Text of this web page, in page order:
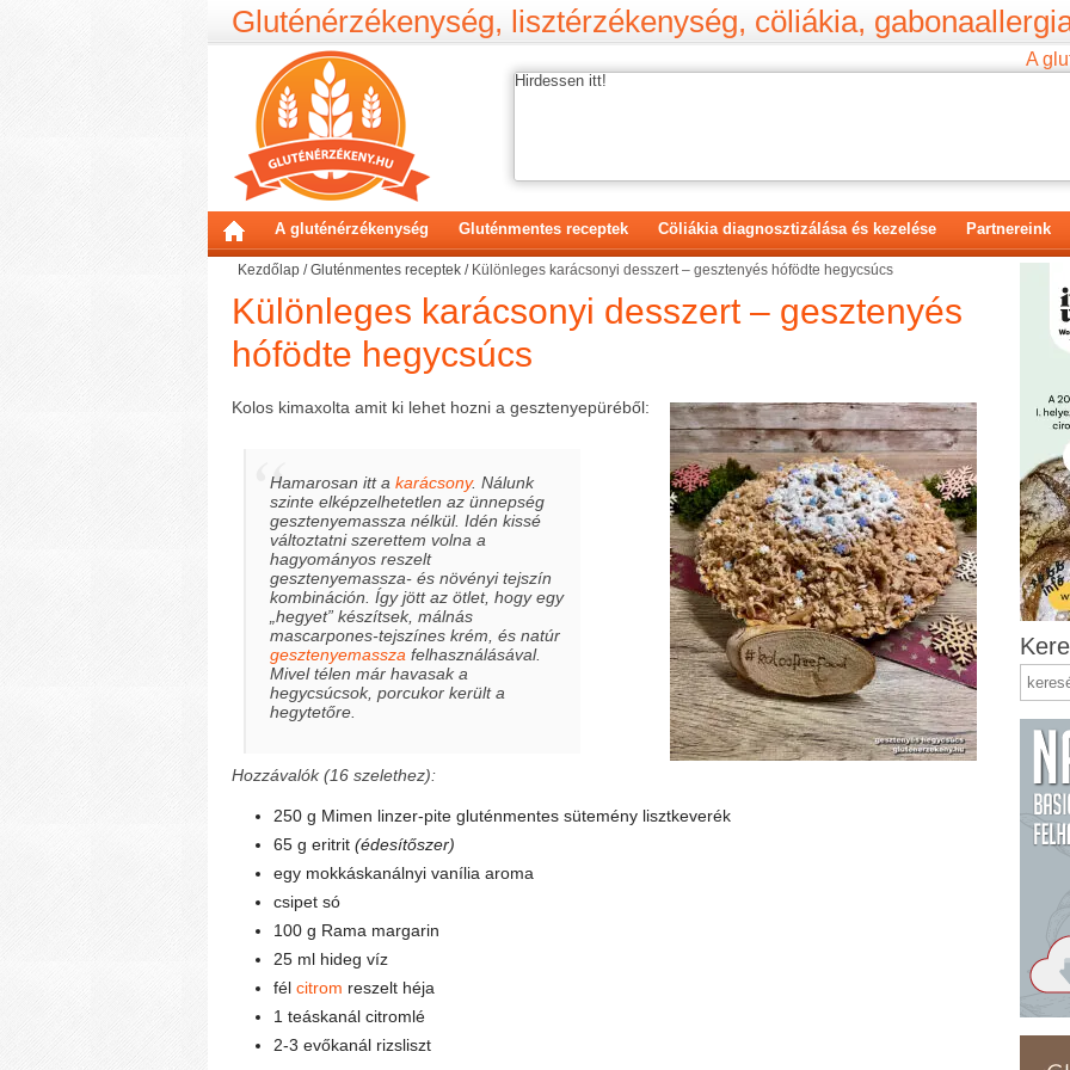
Gluténérzékenység, lisztérzékenység, cöliákia,
A
Hirdessen itt!
A gluténérzékenység Gluténmentes receptek Cöliákia diagnosztizálása és kezelése Partnereink
Kezdőlap /Gluténmentes receptek / Különleges karácsonyi desszert – gesztenyés hófödte hegycsúcs
Különleges karácsonyi desszert – gesztenyés
hófödte hegycsúcs
Kolos kimaxolta amit ki lehet hozni a gesztenyepüréből:
Hamarosan itt a karácsony. Nálunk
szinte elképzelhetetlen az ünnepség
gesztenyemassza nélkül. Idén kissé
változtatni szerettem volna a
hagyományos reszelt
gesztenyemassza- és növényi tejszín
kombináción. Így jött az ötlet, hogy egy
„hegyet” készítsek, málnás
mascarpones-tejszínes krém, és natúr
gesztenyemassza felhasználásával.
Mivel télen már havasak a
hegycsúcsok, porcukor került a
hegytetőre.
Hozzávalók (16 szelethez):
250 g Mimen linzer-pite gluténmentes sütemény lisztkeverék
65 g eritrit (édesítőszer)
egy mokkáskanálnyi vanília aroma
csipet só
100 g Rama margarin
25 ml hideg víz
fél citrom reszelt héja
1 teáskanál citromlé
2-3 evőkanál rizsliszt